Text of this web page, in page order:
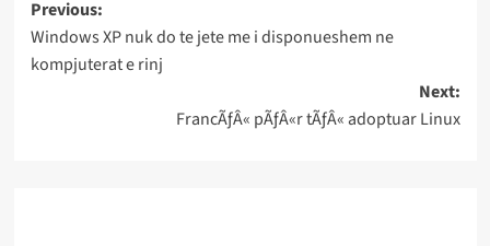
Post
navigation
Previous:
Windows XP nuk do te jete me i disponueshem ne
kompjuterat e rinj
Next:
FrancÃƒÂ« pÃƒÂ«r tÃƒÂ« adoptuar Linux